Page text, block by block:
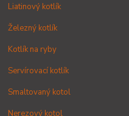
Liatinový kotlík
Železný kotlík
Kotlík na ryby
Servírovací kotlík
Smaltovaný kotol
Nerezový kotol